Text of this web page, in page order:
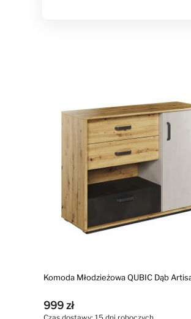
Komoda Młodzieżowa QUBIC Dąb
999 zł